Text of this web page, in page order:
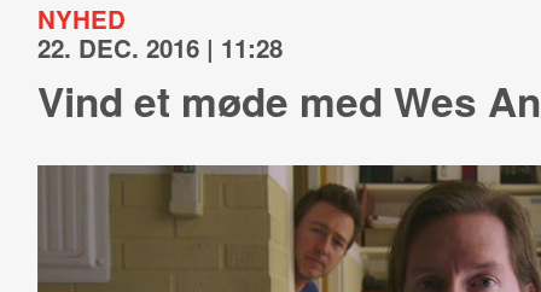
NYHED
22. DEC. 2016 | 11:28
Vind et møde med Wes